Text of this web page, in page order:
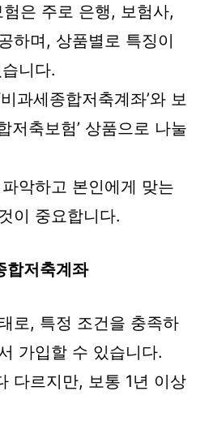
은 주로 은행, 보험사,
하며, 상품별로 특징이
니다.
과세종합저축계좌’와 보
저축보험’ 상품으로 나눌
악하고 본인에게 맞는
이 중요합니다.
합저축계좌
로, 특정 조건을 충족하
가입할 수 있습니다.
다르지만, 보통 1년 이상